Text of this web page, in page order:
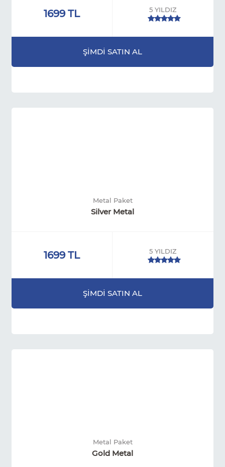
1699 TL 5 YILDIZ
ŞİMDİ SATIN AL
Metal Paket
Silver Metal
1699 TL 5 YILDIZ
ŞİMDİ SATIN AL
Metal Paket
Gold Metal